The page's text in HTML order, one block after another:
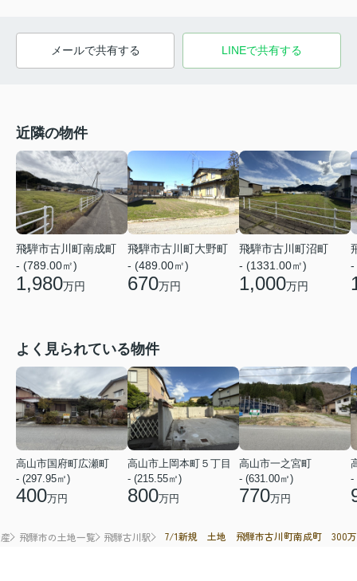
メールで共有する LINEで共有する
近隣の物件
飛騨市古川町南成町
- (789.00㎡)
1,980万円
飛騨市古川町大野町
- (489.00㎡)
670万円
飛騨市古川町沼町
- (1331.00㎡)
1,000万円
-
よく見られている物件
高山市国府町広瀬町
- (297.95㎡)
400万円
高山市上岡本町５丁目
- (215.55㎡)
800万円
高山市一之宮町
- (631.00㎡)
770万円
-
飛騨市の土地一覧 飛騨古川駅 7/1新規 土地 飛騨市古川町南成町 300万